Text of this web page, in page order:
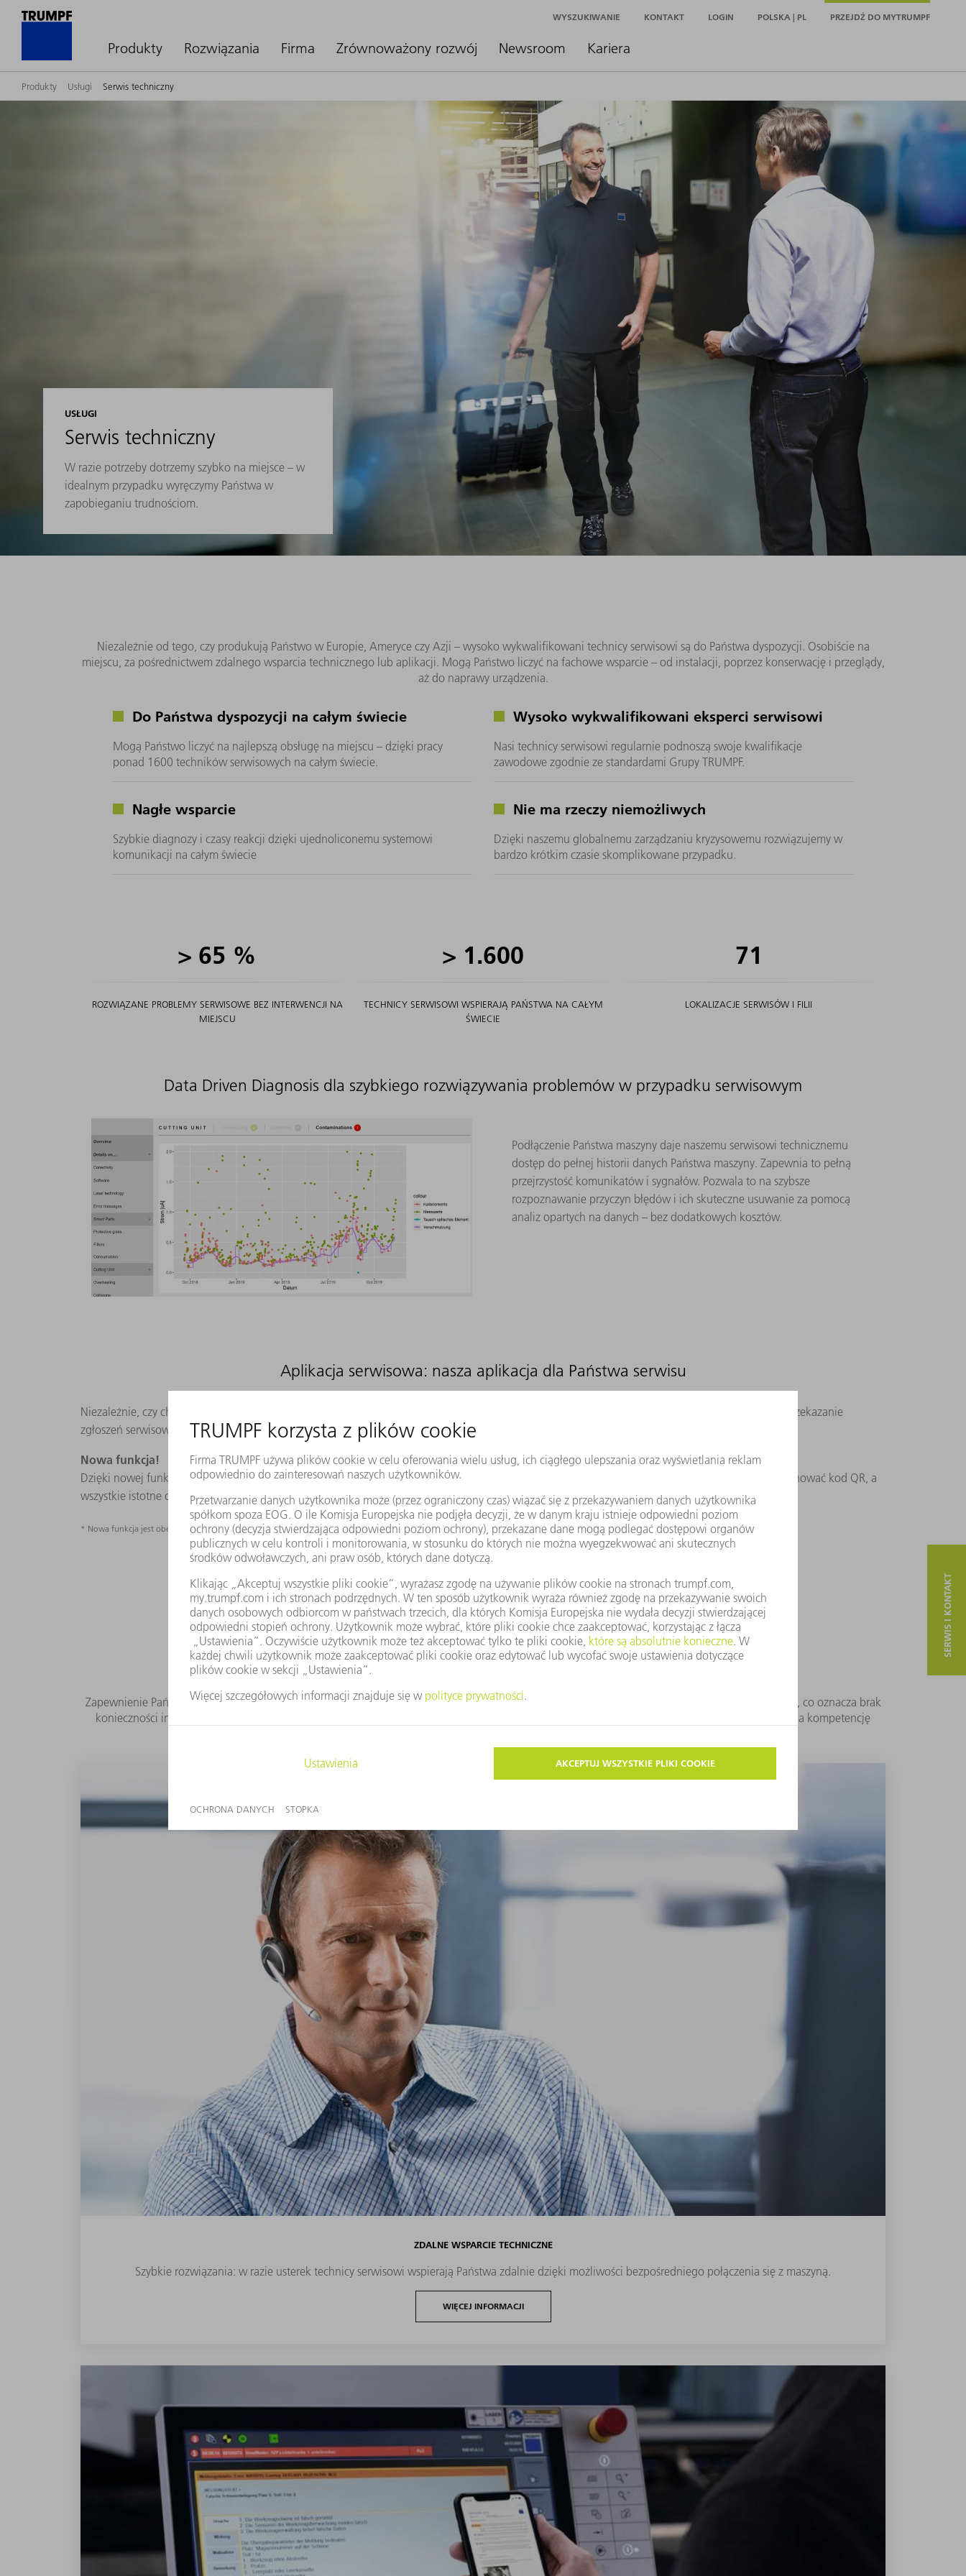
Produkty Rozwiązania Firma Zrównoważony rozwój Newsroom Kariera
WYSZUKIWANIE KONTAKT LOGIN POLSKA | PL PRZEJDŹ DO MYTRUMPF
Produkty Usługi Serwis techniczny
USŁUGI
Serwis techniczny
W razie potrzeby dotrzemy szybko na miejsce – w
idealnym przypadku wyręczymy Państwa w
zapobieganiu trudnościom.
Niezależnie od tego, czy produkują Państwo w Europie, Ameryce czy Azji – wysoko wykwalifikowani technicy serwisowi są do Państwa dyspozycji. Osobiście na
miejscu, za pośrednictwem zdalnego wsparcia technicznego lub aplikacji. Mogą Państwo liczyć na fachowe wsparcie – od instalacji, poprzez konserwację i przeglądy,
aż do naprawy urządzenia.
Do Państwa dyspozycji na całym świecie
Mogą Państwo liczyć na najlepszą obsługę na miejscu – dzięki pracy
ponad 1600 techników serwisowych na całym świecie.
Wysoko wykwalifikowani eksperci serwisowi
Nasi technicy serwisowi regularnie podnoszą swoje kwalifikacje
zawodowe zgodnie ze standardami Grupy TRUMPF.
Nagłe wsparcie
Szybkie diagnozy i czasy reakcji dzięki ujednoliconemu systemowi
komunikacji na całym świecie
Nie ma rzeczy niemożliwych
Dzięki naszemu globalnemu zarządzaniu kryzysowemu rozwiązujemy w
bardzo krótkim czasie skomplikowane przypadku.
> 65 %
ROZWIĄZANE PROBLEMY SERWISOWE BEZ INTERWENCJI NA
MIEJSCU
> 1.600
TECHNICY SERWISOWI WSPIERAJĄ PAŃSTWA NA CAŁYM
ŚWIECIE
71
LOKALIZACJE SERWISÓW I FILII
Data Driven Diagnosis dla szybkiego rozwiązywania problemów w przypadku serwisowym
Podłączenie Państwa maszyny daje naszemu serwisowi technicznemu
dostęp do pełnej historii danych Państwa maszyny. Zapewnia to pełną
przejrzystość komunikatów i sygnałów. Pozwala to na szybsze
rozpoznawanie przyczyn błędów i ich skuteczne usuwanie za pomocą
analiz opartych na danych – bez dodatkowych kosztów.
Aplikacja serwisowa: nasza aplikacja dla Państwa serwisu
Niezależnie, czy chodzi o problem techniczny, część zamienną czy pytania dotyczące konserwacji: aplikacja serwisowa umożliwia szybkie i proste przekazanie
zgłoszeń serwisowych do naszego serwisu technicznego.
Nowa funkcja!
Dzięki nowej funkcji kodu QR* w naszej aplikacji mogą Państwo zgłaszać przypadki serwisowe łatwiej niż kiedykolwiek wcześniej. Wystarczy zeskanować kod QR, a
wszystkie istotne dane zostaną przesłane bezpośrednio do naszego serwisu – szybko, wygodnie i łatwo.
* Nowa funkcja jest obecnie dostępna tylko dla nowych maszyn TruLaser.
WIĘCEJ INFORMACJI
Nasze zdalne usługi
Zapewnienie Państwu dostępu do maszyn na stałym, wysokim poziomie dzięki różnym funkcjom zdalnym, które mogą być prowadzone z zewnątrz, co oznacza brak
konieczności interwencji na miejscu. Od usuwania usterek technicznych po instruowanie w przypadku występowania błędów – warto postawić na kompetencję
ZDALNE WSPARCIE TECHNICZNE
Szybkie rozwiązania: w razie usterek technicy serwisowi wspierają Państwa zdalnie dzięki możliwości bezpośredniego połączenia się z maszyną.
WIĘCEJ INFORMACJI
SERWIS I KONTAKT